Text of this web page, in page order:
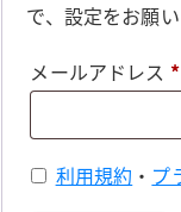
で、設定をお願い
メールアドレス *
利用規約 ・ プ